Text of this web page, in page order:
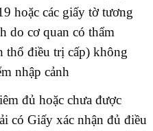
hoặc các giấy tờ tương
do cơ quan có thẩm
thổ điều trị cấp) không
nhập cảnh
đủ hoặc chưa được
có Giấy xác nhận đủ điều